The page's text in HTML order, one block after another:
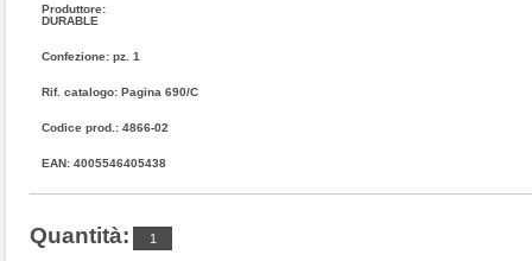
Produttore:
DURABLE
Confezione: pz. 1
Rif. catalogo: Pagina 690/C
Codice prod.: 4866-02
EAN: 4005546405438
Quantità: